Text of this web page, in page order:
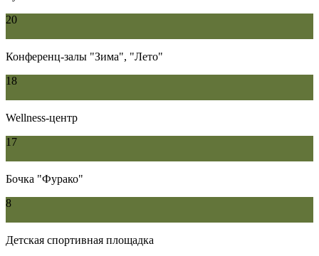
20
Конференц-залы "Зима", "Лето"
18
Wellness-центр
17
Бочка "Фурако"
8
Детская спортивная площадка